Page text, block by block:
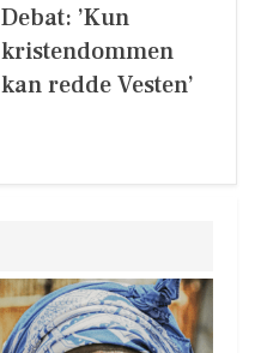
Debat: ’Kun
kristendommen
kan redde Vesten’